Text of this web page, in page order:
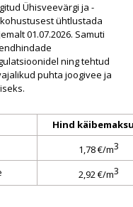
Ühisveevärgi ja -
ühtlustada
01.07.2026. Samuti
ning tehtud
puhta joogivee ja
Hind
1,78 €/m3
2,92 €/m3